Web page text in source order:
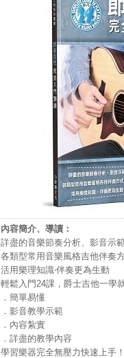
內容簡介、導讀：
詳盡的音樂節奏分析、影音示
各類型常用音樂風格吉他伴奏
活用樂理知識‧伴奏更為生動
輕鬆入門24課，爵士吉他一學
．簡單易懂
．影音教學示範
．內容紮實
．詳盡的教學內容
學習樂器完全無壓力快速上手